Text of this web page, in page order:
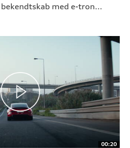
med e-tron...
00:20